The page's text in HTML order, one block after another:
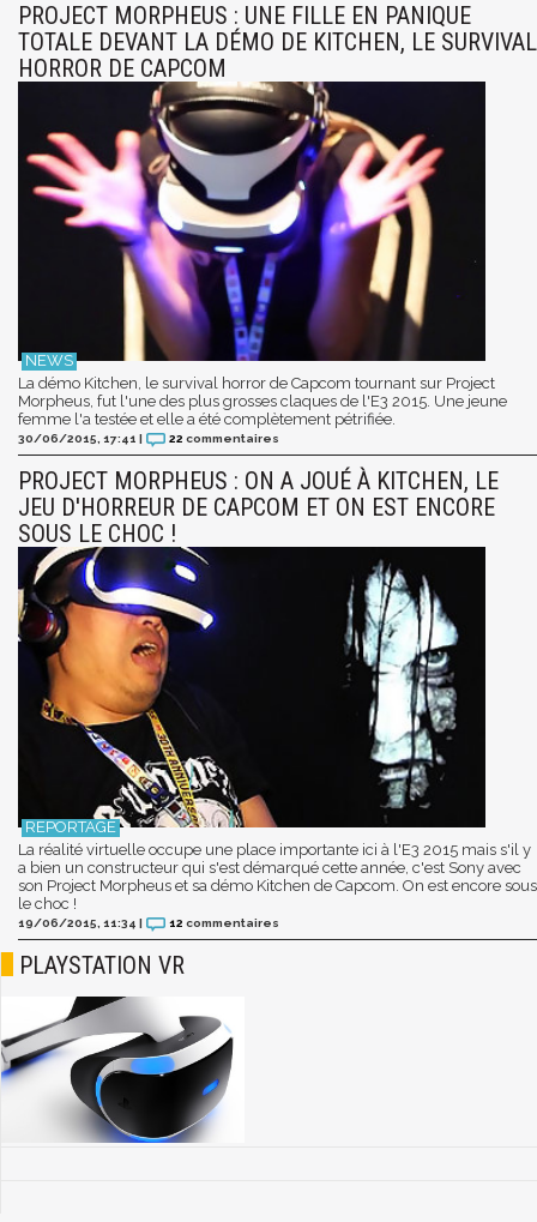
PROJECT MORPHEUS : UNE FILLE EN PANIQUE
TOTALE DEVANT LA DÉMO DE KITCHEN, LE SURVIVAL
HORROR DE CAPCOM
La démo Kitchen, le survival horror de Capcom tournant sur Project
Morpheus, fut l'une des plus grosses claques de l'E3 2015. Une jeune
femme l'a testée et elle a été complètement pétrifiée.
30/06/2015, 17:41 | 22 commentaires
PROJECT MORPHEUS : ON A JOUÉ À KITCHEN, LE
JEU D'HORREUR DE CAPCOM ET ON EST ENCORE
SOUS LE CHOC !
La réalité virtuelle occupe une place importante ici à l'E3 2015 mais s'il y
a bien un constructeur qui s'est démarqué cette année, c'est Sony avec
son Project Morpheus et sa démo Kitchen de Capcom. On est encore sous
le choc !
19/06/2015, 11:34 | 12 commentaires
PLAYSTATION VR